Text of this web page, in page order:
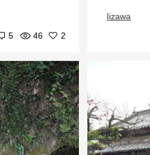
5
46 2
Iizawa